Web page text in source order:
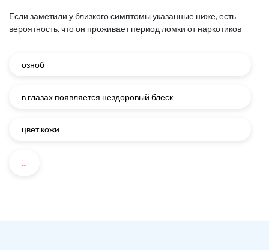
Если заметили у близкого симптомы указанные ниже, есть
вероятность, что он проживает период ломки от наркотиков
озноб
в глазах появляется нездоровый блеск
цвет кожи
...